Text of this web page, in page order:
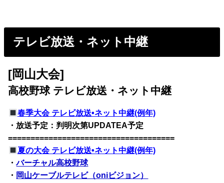
テレビ放送・ネット中継
[岡山大会]
高校野球 テレビ放送・ネット中継
春季大会 テレビ放送•ネット中継(例年)
・放送予定：判明次第UPDATEA予定
=====================================
夏の大会 テレビ放送•ネット中継(例年)
・バーチャル高校野球
・ 岡山ケーブルテレビ（oniビジョン）